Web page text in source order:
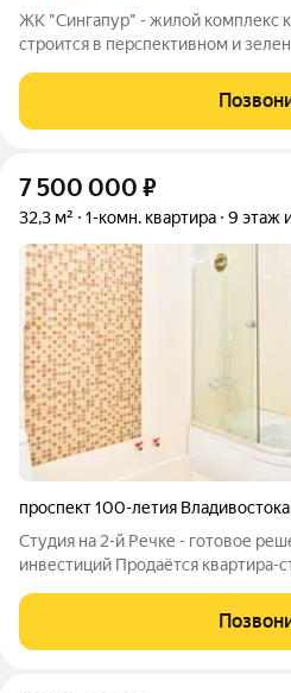
ЖК "Сингапур" - жилой комплекс
строится в перспективном и
домов, объединенных общим
подземного паркинга на 298
7 500 000 ₽
32,3 м² 1-комн. квартира 9 этаж
проспект 100-летия Владивостока
Студия на 2-й Речке - готовое
инвестиций Продаётся квартира-
Владивостока, 130. Квартира с
окнами на восточную